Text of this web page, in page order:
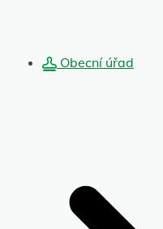
Obecní úřad